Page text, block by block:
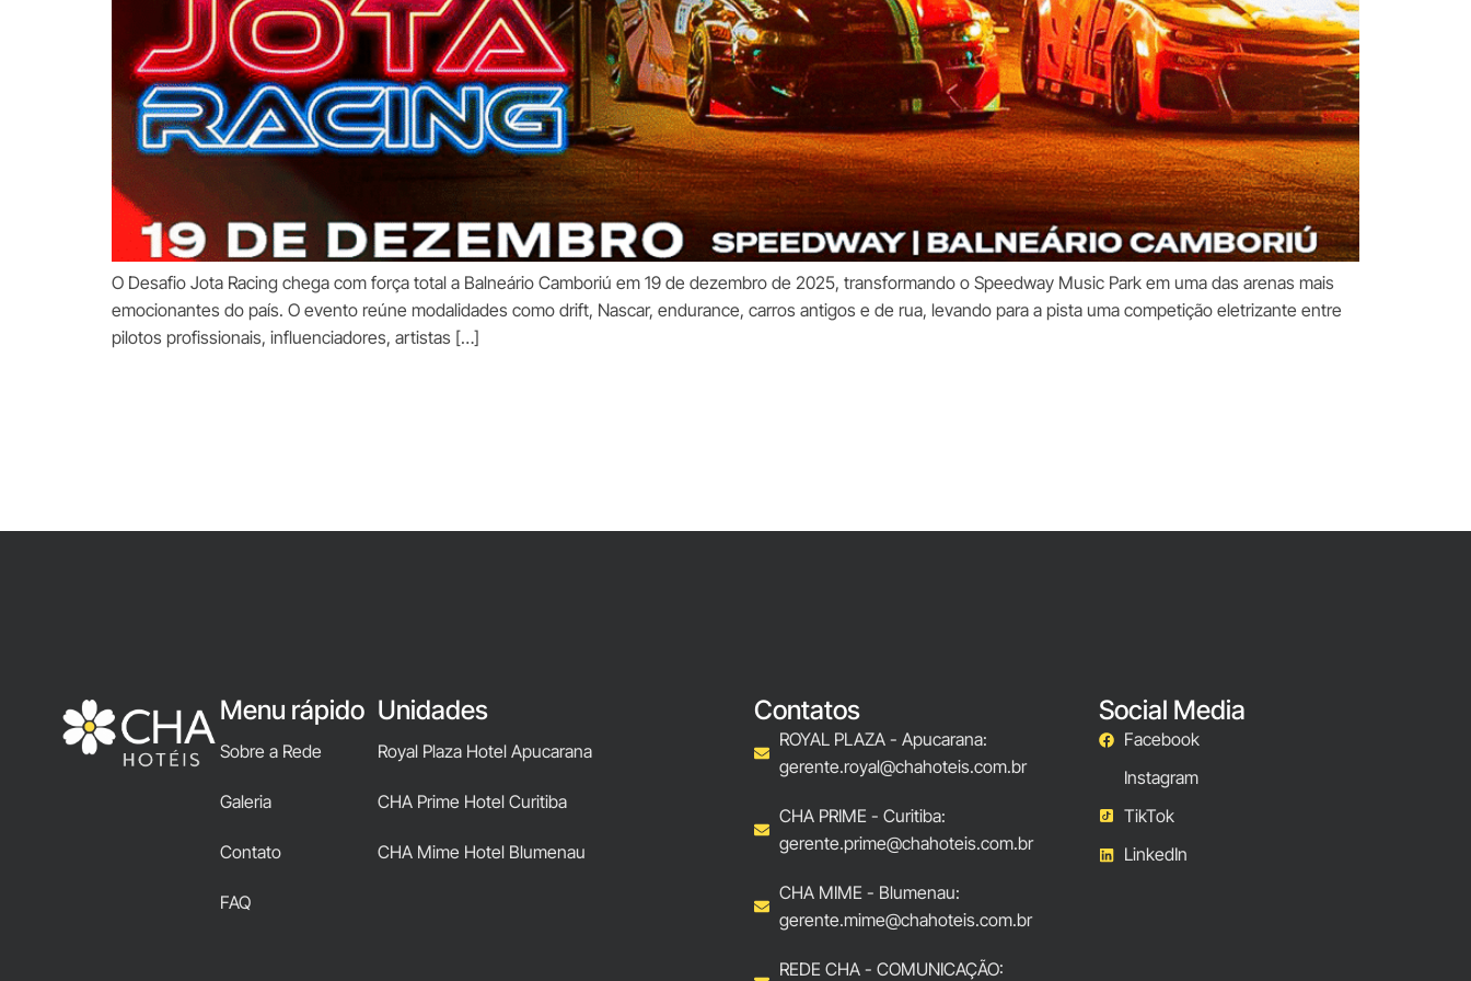
O Desafio Jota Racing chega com força total a Balneário Camboriú em 19 de dezembro de 2025, transformando o Speedway Music Park em uma das arenas mais
emocionantes do país. O evento reúne modalidades como drift, Nascar, endurance, carros antigos e de rua, levando para a pista uma competição eletrizante entre
pilotos profissionais, influenciadores, artistas […]
Menu rápido
Sobre a Rede
Galeria
Contato
FAQ
Unidades
Royal Plaza Hotel Apucarana
CHA Prime Hotel Curitiba
CHA Mime Hotel Blumenau
Contatos
ROYAL PLAZA - Apucarana:
gerente.royal@chahoteis.com.br
CHA PRIME - Curitiba:
gerente.prime@chahoteis.com.br
CHA MIME - Blumenau:
gerente.mime@chahoteis.com.br
REDE CHA - COMUNICAÇÃO:
Social Media
Facebook
Instagram
TikTok
LinkedIn